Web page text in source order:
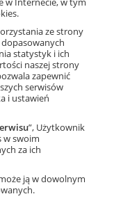
ze strony
statystyk i ich
naszej strony
zapewnić
serwisów
i ustawień
”, Użytkownik
w swoim
za ich
ją w dowolnym